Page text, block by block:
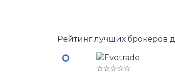
Рейтинг лучших брокеров
☆☆☆☆☆